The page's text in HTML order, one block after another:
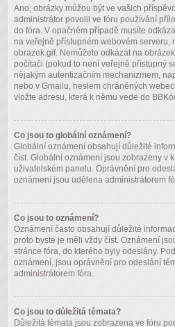
Ano, obrázky můžou být ve vašich
administrátor povolil ve fóru používání
do fóra. V opačném případě musíte
na veřejně přístupném webovém serveru,
obrazek.gif. Nemůžete odkázat na
počítači (pokud to není veřejně přístupný
nějakým autentizačním mechanizmem,
nebo v Gmailu, heslem chráněných
vložte adresu, která k němu vede do
Co jsou to globální oznámení?
Globální oznámení obsahují důležité
číst. Globální oznámení jsou zobrazeny v
uživatelském panelu. Oprávnění pro
oznámení jsou udělena administrátorem
Co jsou to oznámení?
Oznámení často obsahují důležité
proto byste je měli vždy číst. Oznámení
stránce fóra, do kterého byly odeslány.
oznámení, jsou oprávnění pro odeslání
administrátorem fóra.
Co jsou to důležitá témata?
Důležitá témata jsou zobrazena ve fóru